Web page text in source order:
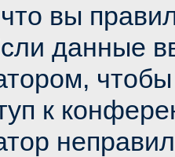
вы
данные
к